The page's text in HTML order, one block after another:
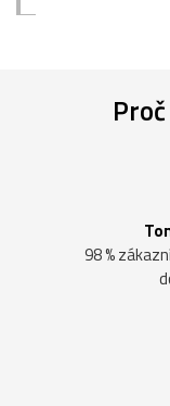
Proč
98 %